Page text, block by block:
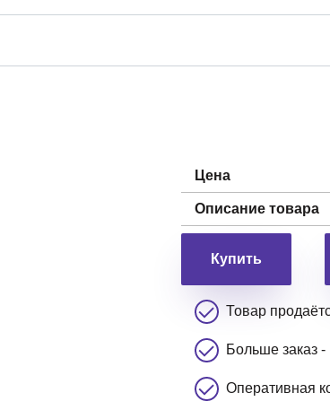
Цена
Описание товара
Товар
Больше заказ
Оперативная